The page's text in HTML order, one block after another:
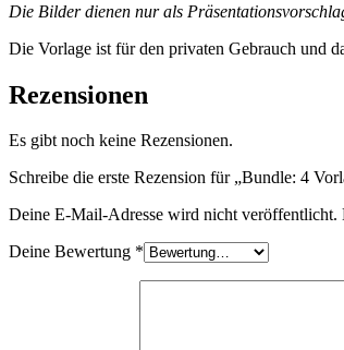
Die Bilder dienen nur als
Die Vorlage ist für den privaten Gebrauch und
Rezensionen
Es gibt noch keine Rezensionen.
Schreibe die erste Rezension für „Bundle: 4
Deine E-Mail-Adresse wird nicht veröffentlicht.
Deine Bewertung *